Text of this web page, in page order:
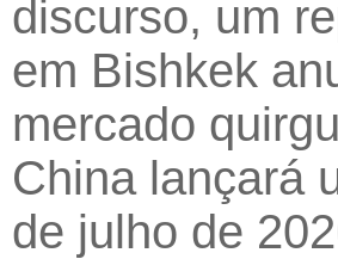
discurso, um
em Bishkek
mercado
China lançará
de julho de